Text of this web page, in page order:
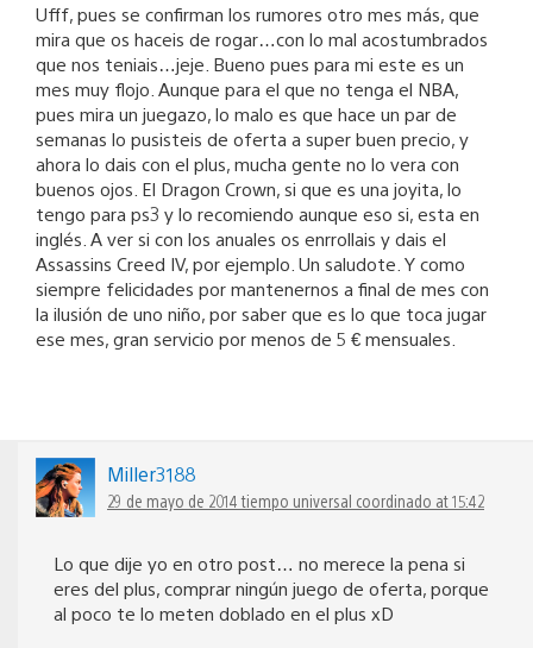
Ufff, pues se confirman los rumores otro mes más, que
mira que os haceis de rogar…con lo mal acostumbrados
que nos teniais…jeje. Bueno pues para mi este es un
mes muy flojo. Aunque para el que no tenga el NBA,
pues mira un juegazo, lo malo es que hace un par de
semanas lo pusisteis de oferta a super buen precio, y
ahora lo dais con el plus, mucha gente no lo vera con
buenos ojos. El Dragon Crown, si que es una joyita, lo
tengo para ps3 y lo recomiendo aunque eso si, esta en
inglés. A ver si con los anuales os enrrollais y dais el
Assassins Creed IV, por ejemplo. Un saludote. Y como
siempre felicidades por mantenernos a final de mes con
la ilusión de uno niño, por saber que es lo que toca jugar
ese mes, gran servicio por menos de 5 € mensuales.
Miller3188
29 de mayo de 2014 tiempo universal coordinado at 15:42
Lo que dije yo en otro post… no merece la pena si
eres del plus, comprar ningún juego de oferta, porque
al poco te lo meten doblado en el plus xD